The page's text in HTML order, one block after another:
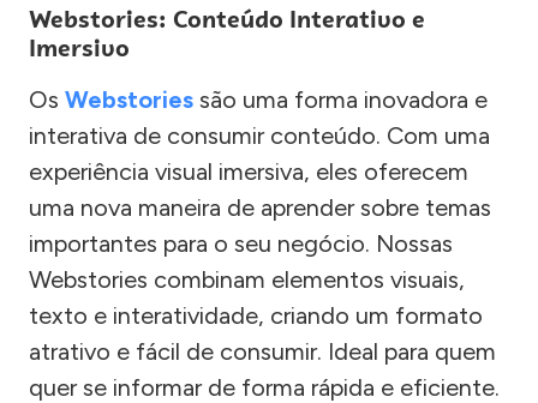
Webstories: Conteúdo Interativo e
Imersivo
Os Webstories são uma forma inovadora e
interativa de consumir conteúdo. Com uma
experiência visual imersiva, eles oferecem
uma nova maneira de aprender sobre temas
importantes para o seu negócio. Nossas
Webstories combinam elementos visuais,
texto e interatividade, criando um formato
atrativo e fácil de consumir. Ideal para quem
quer se informar de forma rápida e eficiente.